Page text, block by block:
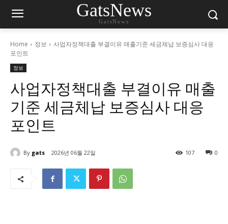
GatsNews
GatsNews
Home 정보
사업자정책대출 부결이유 매출기준 세금체납 보증심사 대응
포인트
정보
사업자정책대출 부결이유 매출
기준 세금체납 보증심사 대응
포인트
By gats 2026년 06월 22일 0
107